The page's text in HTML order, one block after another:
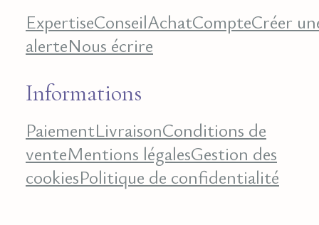
ExpertiseConseilAchatCompteCréer
alerteNous écrire
Informations
PaiementLivraisonConditions de
venteMentions légalesGestion des
cookiesPolitique de confidentialité